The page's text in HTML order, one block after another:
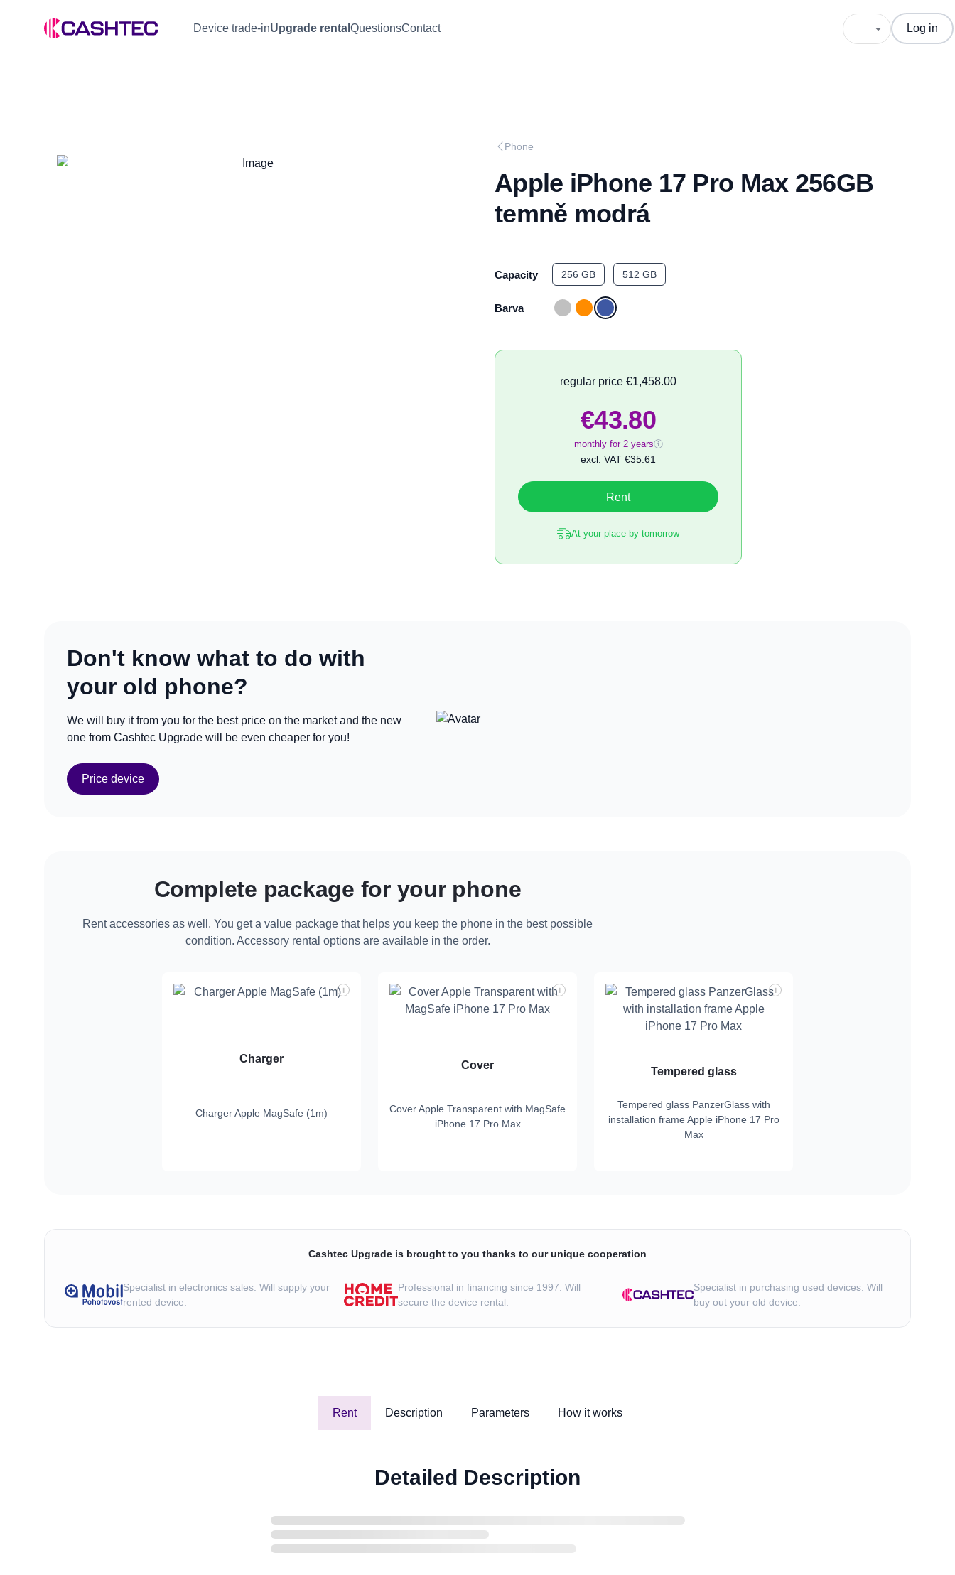
Device trade-inUpgrade rental QuestionsContact Log in
Phone
Apple iPhone 17 Pro Max 256GB
temně modrá
Capacity 256 GB 512 GB
Barva
regular price €1,458.00
€43.80
monthly for 2 years
excl. VAT €35.61
Rent
At your place by tomorrow
Don't know what to do with
your old phone?
We will buy it from you for the best price on the market and the new
one from Cashtec Upgrade will be even cheaper for you!
Price device
Complete package for your phone
Rent accessories as well. You get a value package that helps you keep the phone in the best possible
condition. Accessory rental options are available in the order.
i
Charger
Charger Apple MagSafe (1m)
i
Cover
Cover Apple Transparent with MagSafe
iPhone 17 Pro Max
i
Tempered glass
Tempered glass PanzerGlass with
installation frame Apple iPhone 17 Pro
Max
Cashtec Upgrade is brought to you thanks to our unique cooperation
Specialist in electronics sales. Will supply your
rented device.
Professional in financing since 1997. Will
secure the device rental.
Specialist in purchasing used devices. Will
buy out your old device.
Rent Description Parameters How it works
Detailed Description